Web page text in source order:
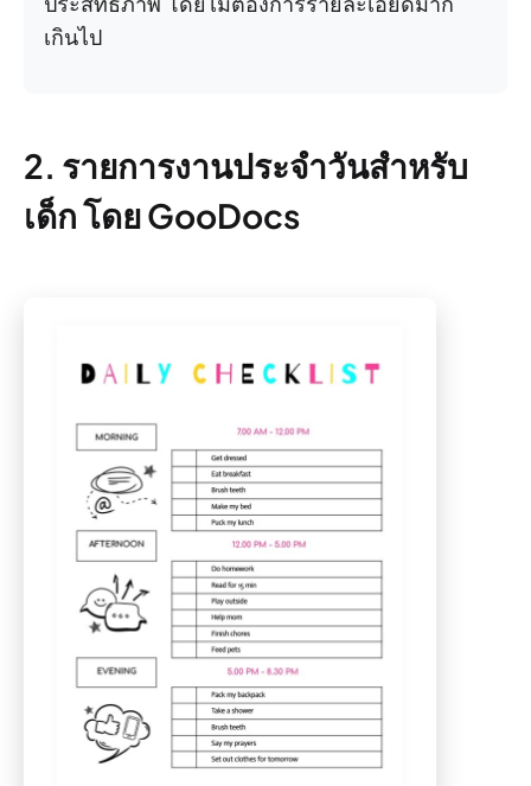
เกินไป
2. รายการงานประจำวันสำหรับ
เด็ก โดย GooDocs